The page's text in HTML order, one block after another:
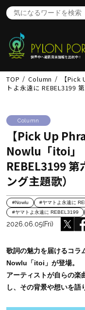
世界中へ最新音楽情報を出航中！
TOP Column
【
トよ永遠に REBEL3199
Column
【Pick Up
Nowlu「itoi」
REBEL3199 第
ング主題歌）
#Nowlu
#ヤマトよ永遠に
#ヤマトよ永遠に REBEL3199
2026.06.05(Fri)
歌詞の魅力を届けるコ
Nowlu「itoi」が登場。
アーティストが自らの楽
し、その背景や想いを語